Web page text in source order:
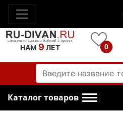
НАМ 9 ЛЕТ 0
Каталог товаров